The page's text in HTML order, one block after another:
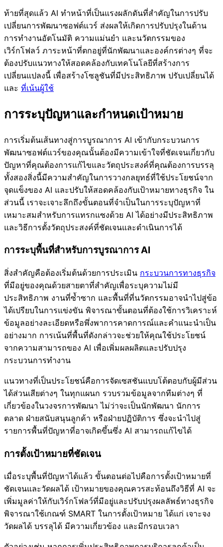
ท้ายที่สุดแล้ว AI ทำหน้าที่เป็นแรงผลักดันที่สำคัญในการปรับ
เปลี่ยนการพัฒนาซอฟต์แวร์ ส่งผลให้เกิดการปรับปรุงในด้าน
การทำงานอัตโนมัติ ความแม่นยำ และนวัตกรรมของ
เวิร์กโฟลว์ ภาระหน้าที่ตกอยู่ที่นักพัฒนาและองค์กรต่างๆ ที่จะ
ต้องปรับแนวทางให้สอดคล้องกับเทคโนโลยีที่สร้างการ
เปลี่ยนแปลงนี้ เพื่อสร้างโซลูชันที่มีประสิทธิภาพ ปรับเปลี่ยนได้
และ ที่เน้นผู้ใช้
การระบุปัญหาและกำหนดเป้าหมาย
การเริ่มต้นเส้นทางสู่การบูรณาการ AI เข้ากับกระบวนการ
พัฒนาซอฟต์แวร์ของคุณนั้นต้องมีความเข้าใจที่ชัดเจนเกี่ยวกับ
ปัญหาที่คุณต้องการแก้ไขและวัตถุประสงค์ที่คุณต้องการบรรลุ
ทั้งสองสิ่งนี้มีความสำคัญในการวางกลยุทธ์ที่ใช้ประโยชน์จาก
จุดแข็งของ AI และปรับให้สอดคล้องกับเป้าหมายทางธุรกิจ ใน
ส่วนนี้ เราจะเจาะลึกถึงขั้นตอนที่จำเป็นในการระบุปัญหาที่
เหมาะสมสำหรับการแทรกแซงด้วย AI ได้อย่างมีประสิทธิภาพ
และวิธีการตั้งวัตถุประสงค์ที่ชัดเจนและดำเนินการได้
การระบุพื้นที่สำหรับการบูรณาการ AI
สิ่งสำคัญคือต้องเริ่มต้นด้วยการประเมิน กระบวนการทางธุรกิจ
ที่มีอยู่ของคุณด้วยสายตาที่สำคัญเพื่อระบุความไม่มี
ประสิทธิภาพ งานที่ซ้ำซาก และพื้นที่ที่นวัตกรรมอาจนำไปสู่ข้อ
ได้เปรียบในการแข่งขัน พิจารณาขั้นตอนที่ต้องใช้การวิเคราะห์
ข้อมูลอย่างละเอียดหรือพึ่งพาการคาดการณ์และคำแนะนำเป็น
อย่างมาก การเน้นที่พื้นที่ดังกล่าวจะช่วยให้คุณใช้ประโยชน์
จากความสามารถของ AI เพื่อเพิ่มผลผลิตและปรับปรุง
กระบวนการทำงาน
แนวทางที่เป็นประโยชน์คือการจัดเซสชันแบบโต้ตอบกับผู้มีส่วน
ได้ส่วนเสียต่างๆ ในทุกแผนก รวบรวมข้อมูลจากทีมต่างๆ ที่
เกี่ยวข้องในวงจรการพัฒนา ไม่ว่าจะเป็นนักพัฒนา นักการ
ตลาด ฝ่ายสนับสนุนลูกค้า หรือฝ่ายปฏิบัติการ ซึ่งจะนำไปสู่
รายการพื้นที่ปัญหาที่อาจเกิดขึ้นซึ่ง AI สามารถแก้ไขได้
การตั้งเป้าหมายที่ชัดเจน
เมื่อระบุพื้นที่ปัญหาได้แล้ว ขั้นตอนต่อไปคือการตั้งเป้าหมายที่
ชัดเจนและวัดผลได้ เป้าหมายของคุณควรสะท้อนถึงวิธีที่ AI จะ
เพิ่มมูลค่าให้กับเวิร์กโฟลว์ที่มีอยู่และปรับปรุงผลลัพธ์ทางธุรกิจ
พิจารณาใช้เกณฑ์ SMART ในการตั้งเป้าหมาย ได้แก่ เจาะจง
วัดผลได้ บรรลุได้ มีความเกี่ยวข้อง และมีกรอบเวลา